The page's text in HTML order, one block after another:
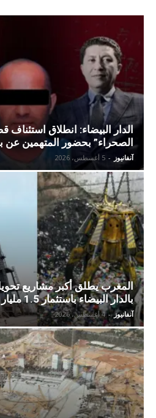
الدار البيضاء: انطلاق استئناف
الصحراء” بحضور المتهمين عن
آنفانيوز - 5 أغسطس، 2026
المغرب يطلق أكبر مشاريع
بالدار البيضاء باستثمار 1.5 مليار دولار
آنفانيوز - 4 أغسطس، 2026